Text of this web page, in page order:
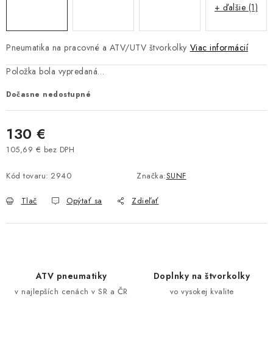
ŠTVORKOLKY
VÝPREDAJ
INÉ PRÍSLUŠENSTVO
CAN AM RENEGADE 570/650/800/1000
Pneumatika na pracovné a ATV/UTV štvorkolky Viac informácií
Položka bola vypredaná…
Dočasne nedostupné
130 €
105,69 € bez DPH
Kód tovaru: 2940 Značka:SUNF
Tlač Opýtať sa Zdieľať
+ ďalšie (1)
ATV pneumatiky
v najlepších cenách v SR a ČR
Doplnky na štvorkolky
vo vysokej kvalite